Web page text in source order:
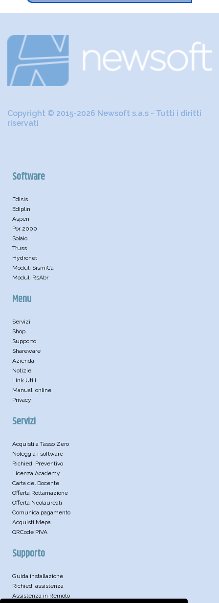
Copyright © 2015-2026 Newsoft s.a.s - Tutti i diritti
riservati
Software
Edisis
Ediplin
Aspen
Por 2000
Solaio
Truss
Hydronet
Moduli SismiCa
Moduli RsAbr
Menu
Servizi
Shop
Supporto
Shareware
Azienda
Notizie
Link Utili
Manuali online
Privacy
Servizi
Acquisti a Tasso Zero
Noleggia i software
Richiedi Preventivo
Licenza Academy
Carta del Docente
Offerta Rottamazione
Offerta Neolaureati
Comunica pagamento
Acquisti Mepa
QRCode PIVA
Supporto
Guida installazione
Richiedi assistenza
Assistenza in Remoto